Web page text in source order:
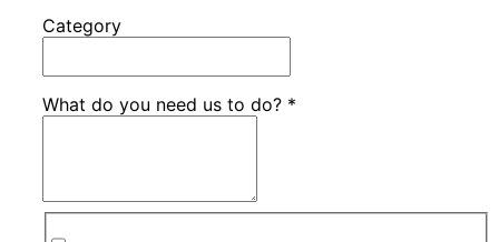
Category
What do you need us to do? *